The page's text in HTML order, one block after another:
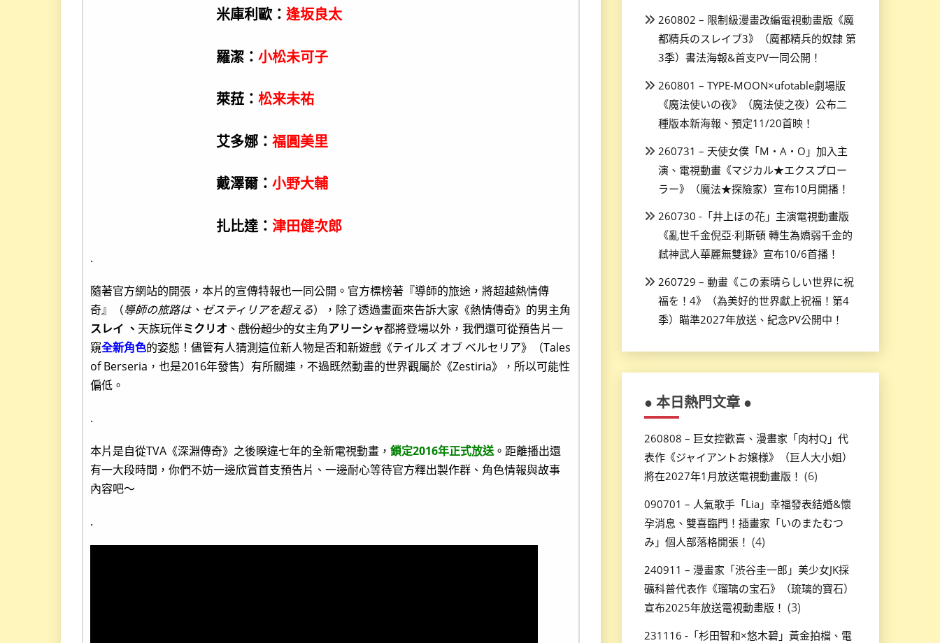
米庫利歐： 逢坂良太
羅潔： 小松未可子
萊菈： 松来未祐
艾多娜： 福圓美里
戴澤爾： 小野大輔
扎比達： 津田健次郎
.
隨著官方網站的開張，本片的宣傳特報也一同公開。官方標榜著『導師的旅途，將超越熱情傳
奇』（導師の旅路は、ゼスティリアを超える），除了透過畫面來告訴大家《熱情傳奇》的男主角
スレイ 、 天族玩伴ミクリオ 、 戲份超少的女主角アリーシャ都將登場以外，我們還可從預告片一
窺全新角色的姿態！儘管有人猜測這位新人物是否和新遊戲《テイルズ オブ ベルセリア》（Tales
of Berseria，也是2016年發售）有所關連，不過既然動畫的世界觀屬於《Zestiria》，所以可能性
偏低。
.
本片是自從TVA《深淵傳奇》之後睽違七年的全新電視動畫， 鎖定2016年正式放送。距離播出還
有一大段時間，你們不妨一邊欣賞首支預告片、一邊耐心等待官方釋出製作群、角色情報與故事
內容吧～
.
260802 – 限制級漫畫改編電視動畫版《魔
都精兵のスレイブ3》（魔都精兵的奴隸 第
3季）書法海報&首支PV一同公開！
260801 – TYPE-MOON×ufotable劇場版
《魔法使いの夜》（魔法使之夜）公布二
種版本新海報、預定11/20首映！
260731 – 天使女僕「M・A・O」加入主
演、電視動畫《マジカル★エクスプロー
ラー》（魔法★探險家）宣布10月開播！
260730 -「井上ほの花」主演電視動畫版
《亂世千金倪亞·利斯頓 轉生為嬌弱千金的
弒神武人華麗無雙錄》宣布10/6首播！
260729 – 動畫《この素晴らしい世界に祝
福を！4》（為美好的世界獻上祝福！第4
季）瞄準2027年放送、紀念PV公開中！
● 本日熱門文章 ●
260808 – 巨女控歡喜、漫畫家「肉村Q」代
表作《ジャイアントお嬢様》（巨人大小姐）
將在2027年1月放送電視動畫版！ (6)
090701 – 人氣歌手「Lia」幸福發表結婚&懷
孕消息、雙喜臨門！插畫家「いのまたむつ
み」個人部落格開張！ (4)
240911 – 漫畫家「渋谷圭一郎」美少女JK採
礦科普代表作《瑠璃の宝石》（琉璃的寶石）
宣布2025年放送電視動畫版！ (3)
231116 -「杉田智和×悠木碧」黃金拍檔、電